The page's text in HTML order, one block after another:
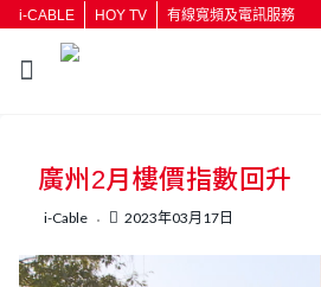
i-CABLE HOY TV 有線寬頻及電訊服務
按輸入鍵開始搜尋
廣州2月樓價指數回升
i-Cable 2023年03月17日